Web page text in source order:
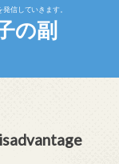
信していきます。
の副